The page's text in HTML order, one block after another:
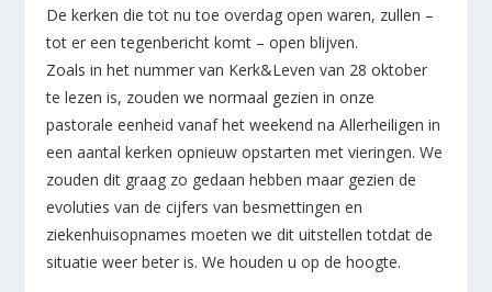
De kerken die tot nu toe overdag open waren, zullen –
tot er een tegenbericht komt – open blijven.
Zoals in het nummer van Kerk&Leven van 28 oktober
te lezen is, zouden we normaal gezien in onze
pastorale eenheid vanaf het weekend na Allerheiligen in
een aantal kerken opnieuw opstarten met vieringen. We
zouden dit graag zo gedaan hebben maar gezien de
evoluties van de cijfers van besmettingen en
ziekenhuisopnames moeten we dit uitstellen totdat de
situatie weer beter is. We houden u op de hoogte.